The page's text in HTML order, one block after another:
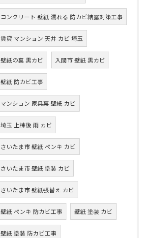
コンクリート 壁紙 濡れる 防カビ結露対策工事
賃貸 マンション 天井 カビ 埼玉
壁紙の裏 黒カビ 入間市 壁紙 黒カビ
壁紙 防カビ工事
マンション 家具裏 壁紙 カビ
埼玉 上棟後 雨 カビ
さいたま市 壁紙 ペンキ カビ
さいたま市 壁紙 塗装 カビ
さいたま市 壁紙張替え カビ
壁紙 ペンキ 防カビ工事 壁紙 塗装 カビ
壁紙 塗装 防カビ工事